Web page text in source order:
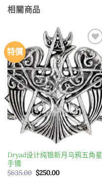
相關商品
特價
Add to
wishlist
Dryad设计纯银新月乌鸦五角星
手镯
$635.00 原
始
$250.00目